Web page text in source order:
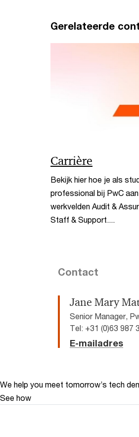
Gerelateerde
Carrière
Bekijk hier hoe je als
professional bij PwC
werkvelden Audit &
Staff & Support....
Contact
Jane Mary
Senior Manager,
Tel: +31 (0)63 987
E-mailadres
We help you meet tomorrow’s tech
See how